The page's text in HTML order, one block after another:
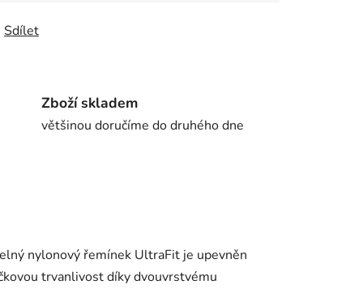
Sdílet
Zboží skladem
většinou doručíme do druhého dne
nylonový řemínek UltraFit je upevněn
trvanlivost díky dvouvrstvému